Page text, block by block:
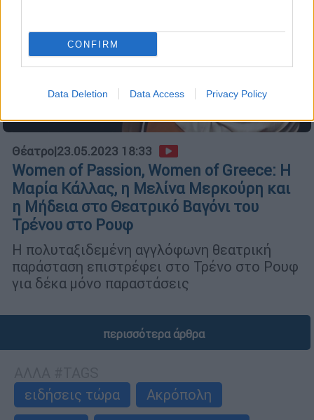
CONFIRM
Data Deletion Data Access Privacy Policy
Θέατρο|23.05.2023 18:33
Women of Passion, Women of Greece: Η
Μαρία Κάλλας, η Μελίνα Μερκούρη και
η Μήδεια στο Θεατρικό Βαγόνι του
Τρένου στο Ρουφ
Η πολυταξιδεμένη αγγλόφωνη θεατρική
παράσταση επιστρέφει στο Τρένο στο Ρουφ
για δέκα μόνο παραστάσεις
περισσότερα άρθρα
ειδήσεις τώρα
Ακρόπολη